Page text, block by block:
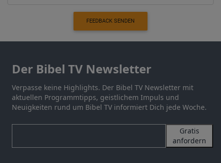
FEEDBACK SENDEN
Der Bibel TV Newsletter
Verpasse keine Highlights. Der Bibel TV Newsletter mit
aktuellen Programmtipps, geistlichem Impuls und
Neuigkeiten rund um Bibel TV informiert Dich jede Woche.
Gratis
anfordern